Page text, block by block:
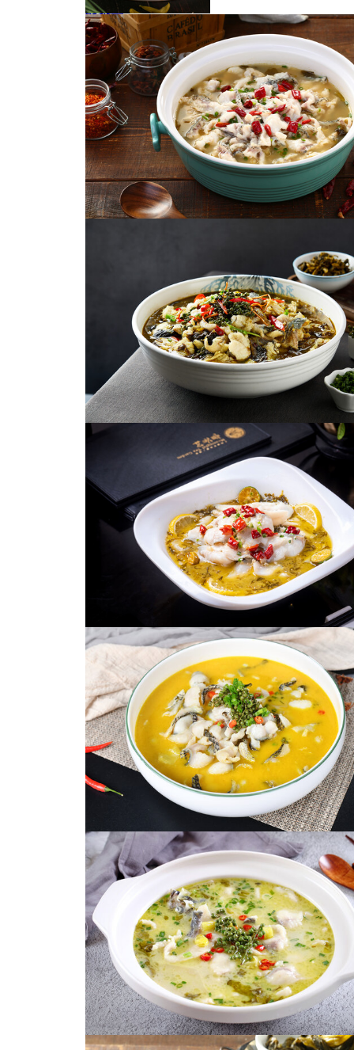
酸菜鱼
酸菜鱼
酸菜鱼
传统美食酸菜鱼高清摄影